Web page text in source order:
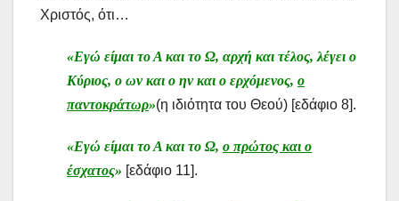
Χριστός, ότι…
«Εγώ είμαι το Α και το Ω, αρχή και τέλος, λέγει ο
Κύριος, ο ων και ο ην και ο ερχόμενος, ο
παντοκράτωρ»(η ιδιότητα του Θεού) [εδάφιο 8].
«Εγώ είμαι το Α και το Ω, ο πρώτος και ο
έσχατος» [εδάφιο 11].